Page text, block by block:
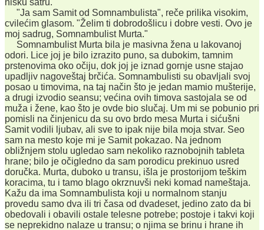
nisku šatru.
"Ja sam Samit od Somnambulista", reče prilika visokim,
cvilećim glasom. "Želim ti dobrodošlicu i dobre vesti. Ovo je
moj sadrug, Somnambulist Murta."
Somnambulist Murta bila je masivna žena u lakovanoj
odori. Lice joj je bilo izrazito puno, sa dubokim, tamnim
prstenovima oko očiju, dok joj je iznad gornje usne stajao
upadljiv nagoveštaj brčića. Somnambulisti su obavljali svoj
posao u timovima, na taj način što je jedan mamio mušterije,
a drugi izvodio seansu; većina ovih timova sastojala se od
muža i žene, kao što je ovde bio slučaj. Um mi se pobunio pri
pomisli na činjenicu da su ovo brdo mesa Murta i sićušni
Samit vodili ljubav, ali sve to ipak nije bila moja stvar. Seo
sam na mesto koje mi je Samit pokazao. Na jednom
obližnjem stolu ugledao sam nekoliko raznobojnih tableta
hrane; bilo je očigledno da sam porodicu prekinuo usred
doručka. Murta, duboko u transu, išla je prostorijom teškim
koracima, tu i tamo blago okrznuvši neki komad nameštaja.
Kažu da ima Somnambulista koji u normalnom stanju
provedu samo dva ili tri časa od dvadeset, jedino zato da bi
obedovali i obavili ostale telesne potrebe; postoje i takvi koji
se neprekidno nalaze u transu; o njima se brinu i hrane ih